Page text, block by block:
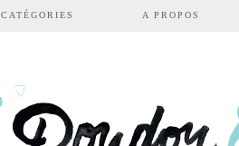
CATÉGORIES A PROPOS